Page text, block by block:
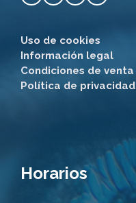
Uso de cookies
Información legal
Condiciones de venta
Política de privacidad
Horarios